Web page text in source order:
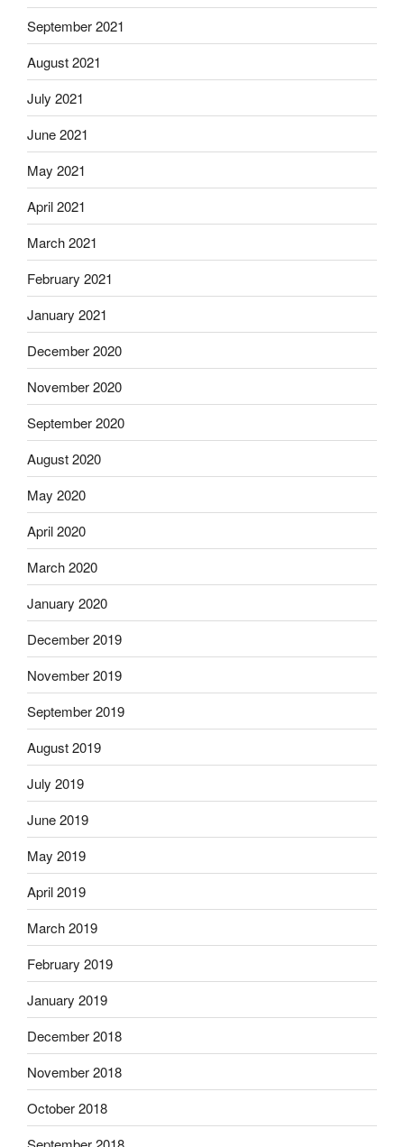
September 2021
August 2021
July 2021
June 2021
May 2021
April 2021
March 2021
February 2021
January 2021
December 2020
November 2020
September 2020
August 2020
May 2020
April 2020
March 2020
January 2020
December 2019
November 2019
September 2019
August 2019
July 2019
June 2019
May 2019
April 2019
March 2019
February 2019
January 2019
December 2018
November 2018
October 2018